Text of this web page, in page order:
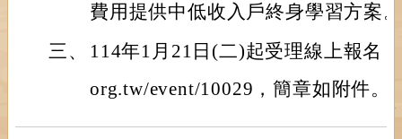
費用提供中低收入戶終身學習方案。
三、
114年1月21日(二)起受理線上報名
org.tw/event/10029，簡章如附件。